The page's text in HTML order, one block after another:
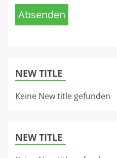
Absenden
NEW TITLE
Keine New title gefunden
NEW TITLE